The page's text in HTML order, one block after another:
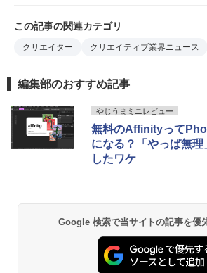
この記事の関連カテゴリ
クリエイター クリエイティブ業界ニュース
編集部のおすすめ記事
やじうまミニレビュー
無料のAffinityって
になる？「やっぱ無
したワケ
Google 検索で当サイトの記事を優